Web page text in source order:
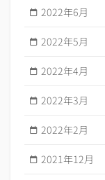
2022年6月
2022年5月
2022年4月
2022年3月
2022年2月
2021年12月